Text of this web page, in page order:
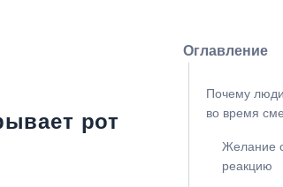
Физические явления
Мифология
рот
Оглавление
Почему
во время
Желание
реакцию